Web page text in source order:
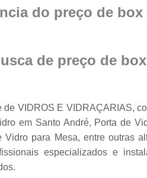
vidro
Janelas em
vidro
Portas de
Portas em
Tampos
do preço de
de preço de
de VIDROS E VIDRAÇARIAS,
em Santo André, Porta de
Vidro para Mesa, entre outras
especializados e